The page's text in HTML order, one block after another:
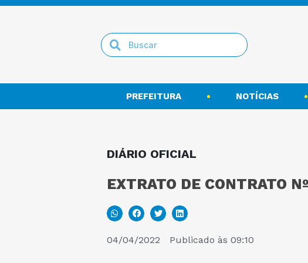
PREFEITURA NOTÍCIAS
DIÁRIO OFICIAL
EXTRATO DE CONTRATO
04/04/2022 Publicado às 09:10